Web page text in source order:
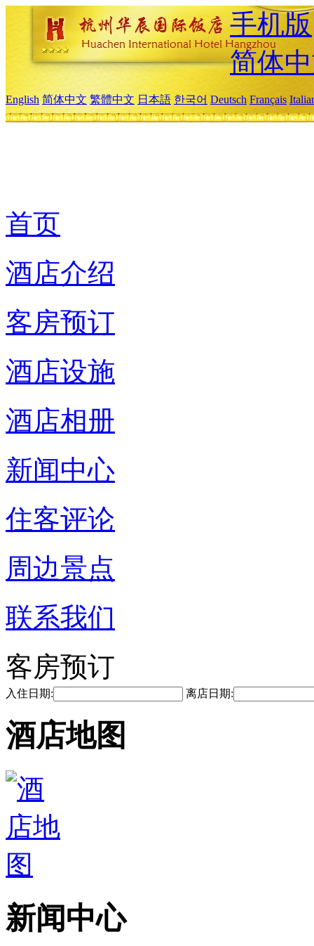
手机版
简体
English 简体中文 繁體中文 日本語 한국어 Deutsch Français
首页
酒店介绍
客房预订
酒店设施
酒店相册
新闻中心
住客评论
周边景点
联系我们
客房预订
入住日期: 离店日期:
酒店地图
新闻中心